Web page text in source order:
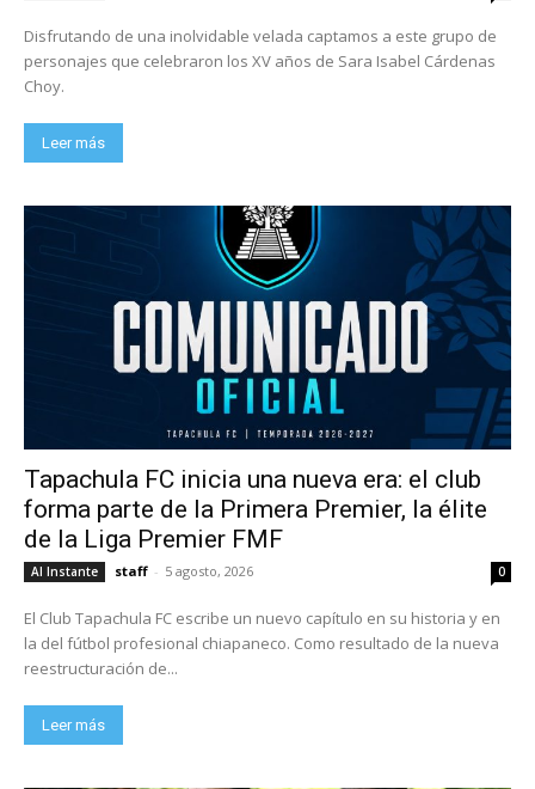
Disfrutando de una inolvidable velada captamos a este grupo de
personajes que celebraron los XV años de Sara Isabel Cárdenas
Choy.
Leer más
Tapachula FC inicia una nueva era: el club
forma parte de la Primera Premier, la élite
de la Liga Premier FMF
Al Instante staff - 5 agosto, 2026 0
El Club Tapachula FC escribe un nuevo capítulo en su historia y en
la del fútbol profesional chiapaneco. Como resultado de la nueva
reestructuración de...
Leer más